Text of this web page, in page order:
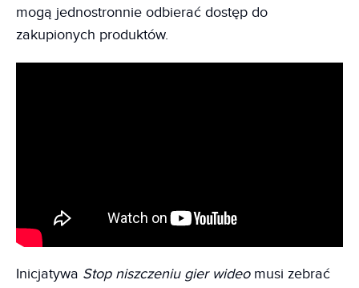
mogą jednostronnie odbierać dostęp do
zakupionych produktów.
Inicjatywa Stop niszczeniu gier wideomusi zebrać